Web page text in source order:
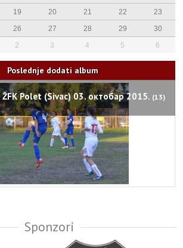
19 20 21 22
23
26 27 28 29
30
2 3 4 5 6
Poslednje dodati album
ŽFK Polet (Sivac) 03. октобар 2015. (13)
Sponzori